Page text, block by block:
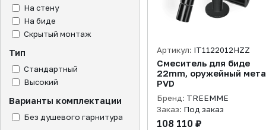
На стену
На биде
Скрытый монтаж
Тип
Стандартный
Высокий
Варианты комплектации
Без душевого гарнитура
Артикул: IT1122012HZZ
Смеситель для биде
22mm, оружейный
PVD
Бренд: TREEMME
Заказ: Под заказ
108 110 ₽